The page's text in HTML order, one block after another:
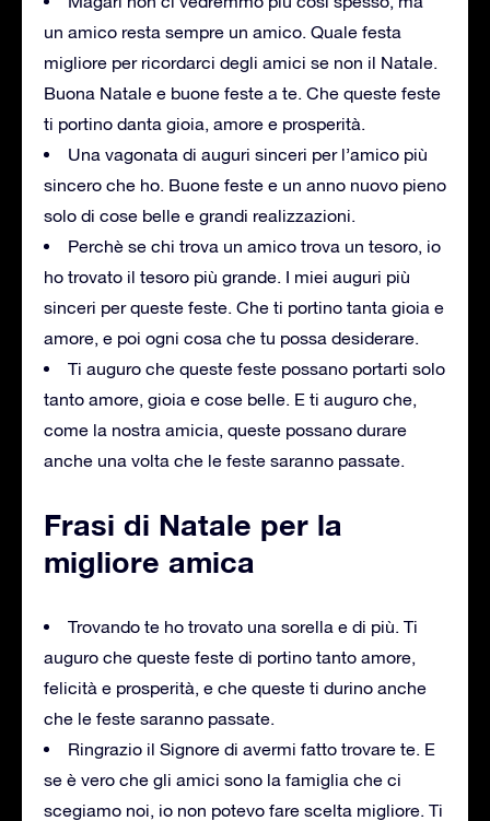
un amico resta sempre un amico. Quale festa
migliore per ricordarci degli amici se non il Natale.
Buona Natale e buone feste a te. Che queste feste
ti portino danta gioia, amore e prosperità.
Una vagonata di auguri sinceri per l’amico più
sincero che ho. Buone feste e un anno nuovo pieno
solo di cose belle e grandi realizzazioni.
Perchè se chi trova un amico trova un tesoro, io
ho trovato il tesoro più grande. I miei auguri più
sinceri per queste feste. Che ti portino tanta gioia e
amore, e poi ogni cosa che tu possa desiderare.
Ti auguro che queste feste possano portarti solo
tanto amore, gioia e cose belle. E ti auguro che,
come la nostra amicia, queste possano durare
anche una volta che le feste saranno passate.
Frasi di Natale per la
migliore amica
Trovando te ho trovato una sorella e di più. Ti
auguro che queste feste di portino tanto amore,
felicità e prosperità, e che queste ti durino anche
che le feste saranno passate.
Ringrazio il Signore di avermi fatto trovare te. E
se è vero che gli amici sono la famiglia che ci
scegiamo noi, io non potevo fare scelta migliore. Ti